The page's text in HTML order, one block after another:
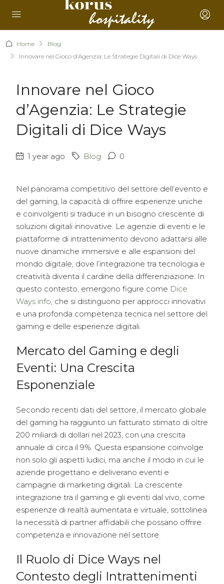
Home
Blog
Innovare nel Gioco d’Agenzia: Le Strategie Digitali di Dice Ways
Innovare nel Gioco
d’Agenzia: Le Strategie
Digitali di Dice Ways
1 year ago Blog 0
Nel panorama competitivo del settore dell’evento e
del gaming, la capacità di offrire esperienze uniche
e coinvolgenti si traduce in un bisogno crescente di
soluzioni digitali innovative. Le agenzie di eventi e le
piattaforme di intrattenimento devono adattarsi alle
nuove dinamiche immersive e alle espansioni del
mondo digitale, dove l’integrazione tra tecnologia e
creatività diventa il cardine della differenziazione. In
questo contesto, emergono figure come Dice
Ways info, che si distinguono per approcci innovativi
e una profonda competenza tecnica nel settore del
gaming e delle esperienze digitali.
Mercato del Gaming e degli
Eventi: Una Crescita
Esponenziale
Secondo recenti dati del settore, il mercato globale
del gaming ha raggiunto un fatturato stimato di oltre
200 miliardi di dollari nel 2023, con una crescita
annuale di circa il 9%. Questa espansione coinvolge
non solo gli aspetti ludici, ma anche il modo in cui le
aziende progettano e deliverano eventi e
campagne di marketing digitali. La crescente
integrazione tra il gaming e gli eventi dal vivo, come
esperienze di realtà aumentata e virtuale, sottolinea
la necessità di partner affidabili che possano offrire
competenza e innovazione nel settore.
Il Ruolo di Dice Ways nel
Contesto degli Intrattenimenti